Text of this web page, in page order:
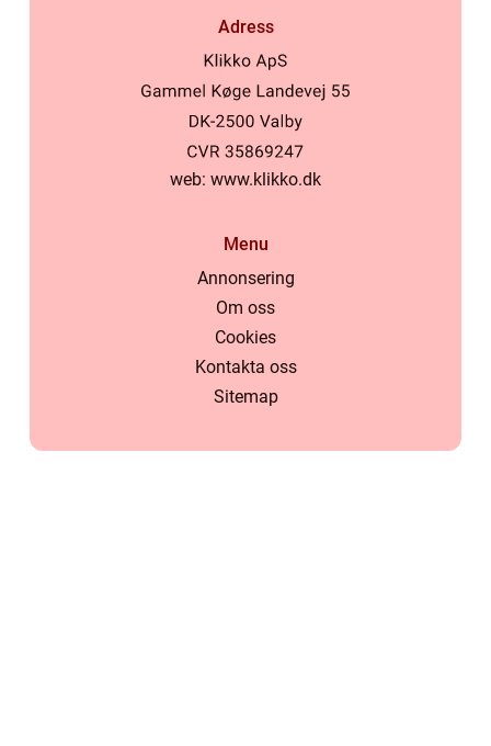
Adress
web: www.klikko.dk
Menu
Annonsering
Om oss
Cookies
Kontakta oss
Sitemap